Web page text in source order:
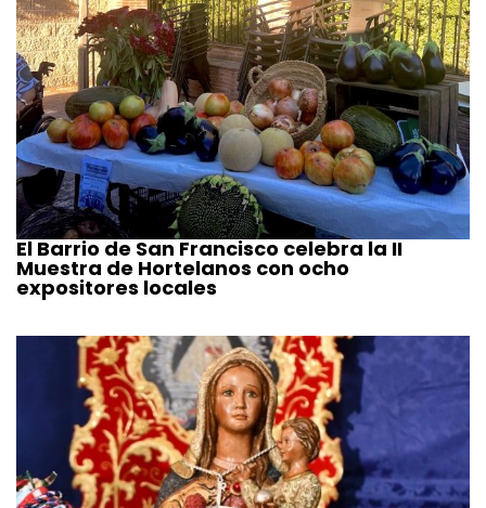
El Barrio de San Francisco celebra la II
Muestra de Hortelanos con ocho
expositores locales